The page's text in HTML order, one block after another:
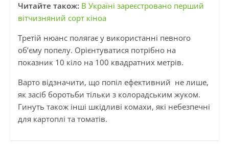
Читайте також: В Україні зареєстровано перший
вітчизняний сорт кіноа
Третій нюанс полягає у використанні певного
об’єму попелу. Орієнтуватися потрібно на
показник 10 кіло на 100 квадратних метрів.
Варто відзначити, що попіл ефективний не лише,
як засіб боротьби тільки з колорадським жуком.
Гинуть також інші шкідливі комахи, які небезпечні
для картоплі та томатів.